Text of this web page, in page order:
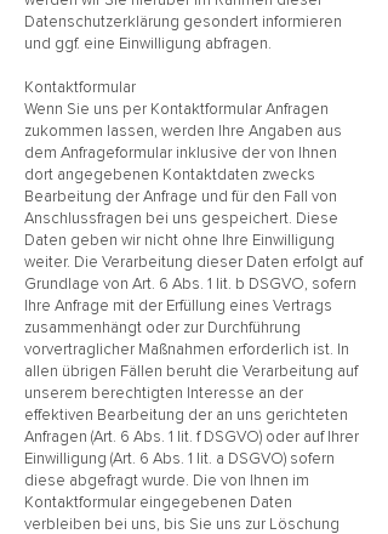
Datenschutzerklärung gesondert informieren
und ggf. eine Einwilligung abfragen.
Kontaktformular
Wenn Sie uns per Kontaktformular Anfragen
zukommen lassen, werden Ihre Angaben aus
dem Anfrageformular inklusive der von Ihnen
dort angegebenen Kontaktdaten zwecks
Bearbeitung der Anfrage und für den Fall von
Anschlussfragen bei uns gespeichert. Diese
Daten geben wir nicht ohne Ihre Einwilligung
weiter. Die Verarbeitung dieser Daten erfolgt auf
Grundlage von Art. 6 Abs. 1 lit. b DSGVO, sofern
Ihre Anfrage mit der Erfüllung eines Vertrags
zusammenhängt oder zur Durchführung
vorvertraglicher Maßnahmen erforderlich ist. In
allen übrigen Fällen beruht die Verarbeitung auf
unserem berechtigten Interesse an der
effektiven Bearbeitung der an uns gerichteten
Anfragen (Art. 6 Abs. 1 lit. f DSGVO) oder auf Ihrer
Einwilligung (Art. 6 Abs. 1 lit. a DSGVO) sofern
diese abgefragt wurde. Die von Ihnen im
Kontaktformular eingegebenen Daten
verbleiben bei uns, bis Sie uns zur Löschung